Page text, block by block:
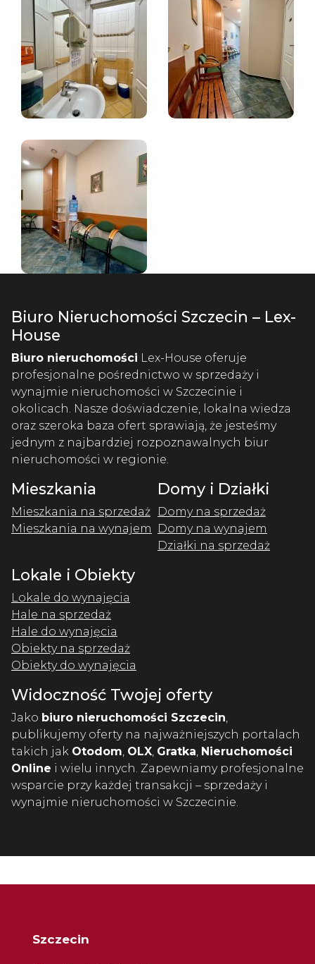
Biuro Nieruchomości Szczecin – Lex-
House
Biuro nieruchomości Lex-House oferuje
profesjonalne pośrednictwo w sprzedaży i
wynajmie nieruchomości w Szczecinie i
okolicach. Nasze doświadczenie, lokalna wiedza
oraz szeroka baza ofert sprawiają, że jesteśmy
jednym z najbardziej rozpoznawalnych biur
nieruchomości w regionie.
Mieszkania
Mieszkania na sprzedaż
Mieszkania na wynajem
Domy i Działki
Domy na sprzedaż
Domy na wynajem
Działki na sprzedaż
Lokale i Obiekty
Lokale do wynajęcia
Hale na sprzedaż
Hale do wynajęcia
Obiekty na sprzedaż
Obiekty do wynajęcia
Widoczność Twojej oferty
Jako biuro nieruchomości Szczecin,
publikujemy oferty na najważniejszych portalach
takich jak Otodom, OLX, Gratka, Nieruchomości
Online i wielu innych. Zapewniamy profesjonalne
wsparcie przy każdej transakcji – sprzedaży i
wynajmie nieruchomości w Szczecinie.
Szczecin